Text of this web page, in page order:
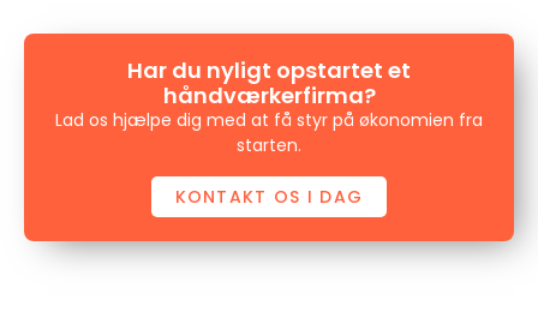
Har du nyligt opstartet et
håndværkerfirma?
Lad os hjælpe dig med at få styr på økonomien fra
starten.
KONTAKT OS I DAG